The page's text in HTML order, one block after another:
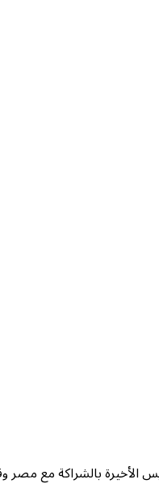
بالشراكة مع مصر